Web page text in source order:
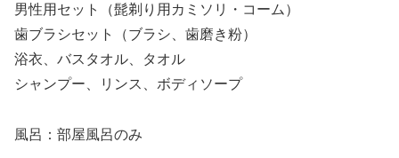
男性用セット（髭剃り用カミソリ・コーム）
歯ブラシセット（ブラシ、歯磨き粉）
浴衣、バスタオル、タオル
シャンプー、リンス、ボディソープ
風呂：部屋風呂のみ